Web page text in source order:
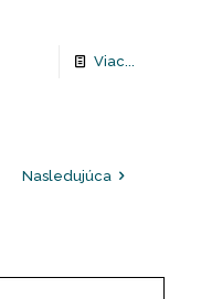
Viac...
Nasledujúca